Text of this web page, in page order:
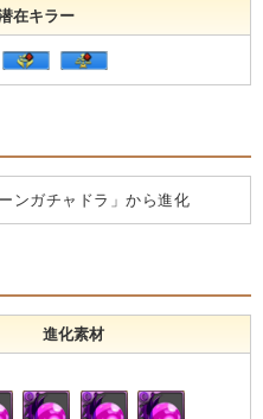
在キラー
ンガチャドラ」から進化
進化素材